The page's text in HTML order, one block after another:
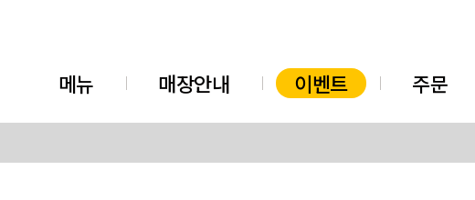
메뉴 매장안내 이벤트 주문